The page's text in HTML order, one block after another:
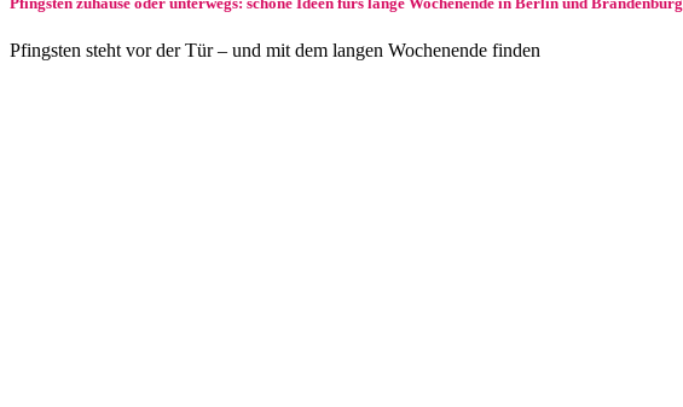
Pfingsten steht vor der Tür – und mit dem langen Wochenende finden